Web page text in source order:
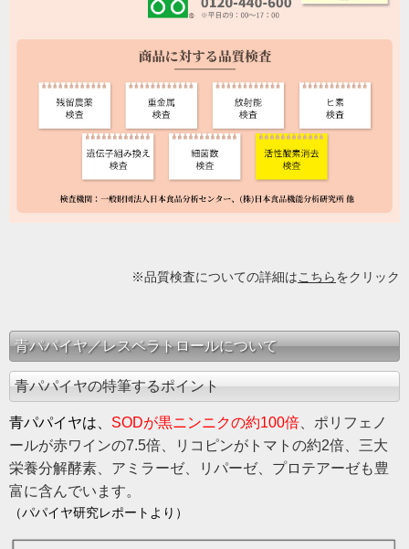
※品質検査についての詳細はこちらをクリック
青パパイヤ／レスベラトロールについて
青パパイヤの特筆するポイント
青パパイヤは、 SODが黒ニンニクの約100倍、ポリフェノ
ールが赤ワインの7.5倍、リコピンがトマトの約2倍、三大
栄養分解酵素、アミラーゼ、リパーゼ、プロテアーゼも豊
富に含んでいます。
（パパイヤ研究レポートより）